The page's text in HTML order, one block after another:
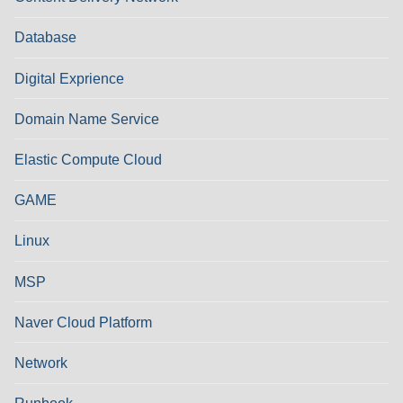
Database
Digital Exprience
Domain Name Service
Elastic Compute Cloud
GAME
Linux
MSP
Naver Cloud Platform
Network